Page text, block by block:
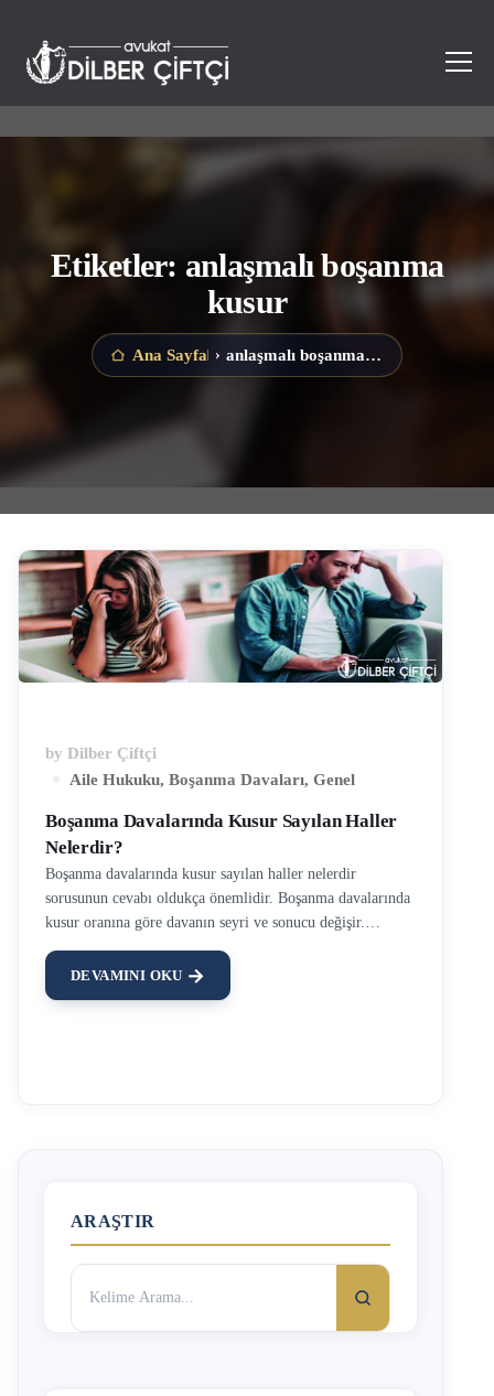
Etiketler: anlaşmalı boşanma
kusur
Ana Sayfa › anlaşmalı boşanma kusur
by Dilber Çiftçi
Aile Hukuku, Boşanma Davaları, Genel
Boşanma Davalarında Kusur Sayılan Haller
Nelerdir?
Boşanma davalarında kusur sayılan haller nelerdir
sorusunun cevabı oldukça önemlidir. Boşanma davalarında
kusur oranına göre davanın seyri ve sonucu değişir.
kusurun kimde olduğuna ve ağırlığına göre karar
verilecektir. Kanunda kusur sayılan haller sıralanmamıştır,
davranmak, …
DEVAMINI OKU
ARAŞTIR
Arama: